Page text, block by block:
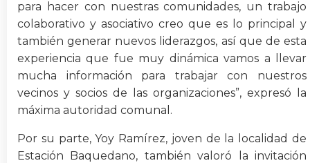
para hacer con nuestras comunidades, un trabajo
colaborativo y asociativo creo que es lo principal y
también generar nuevos liderazgos, así que de esta
experiencia que fue muy dinámica vamos a llevar
mucha información para trabajar con nuestros
vecinos y socios de las organizaciones”, expresó la
máxima autoridad comunal.
Por su parte, Yoy Ramírez, joven de la localidad de
Estación Baquedano, también valoró la invitación